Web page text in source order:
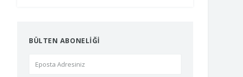
BÜLTEN ABONELİĞİ